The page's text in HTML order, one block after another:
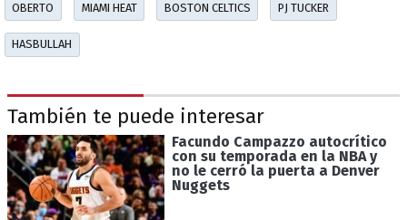
OBERTO MIAMI HEAT BOSTON CELTICS PJ TUCKER
HASBULLAH
También te puede interesar
Facundo Campazzo autocrítico
con su temporada en la NBA y
no le cerró la puerta a Denver
Nuggets